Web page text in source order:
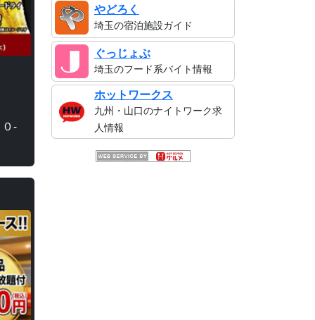
-
やどろく
埼玉の宿泊施設ガイド
ぐっじょぶ
埼玉のフード系バイト情報
ホットワークス
九州・山口のナイトワーク求
人情報